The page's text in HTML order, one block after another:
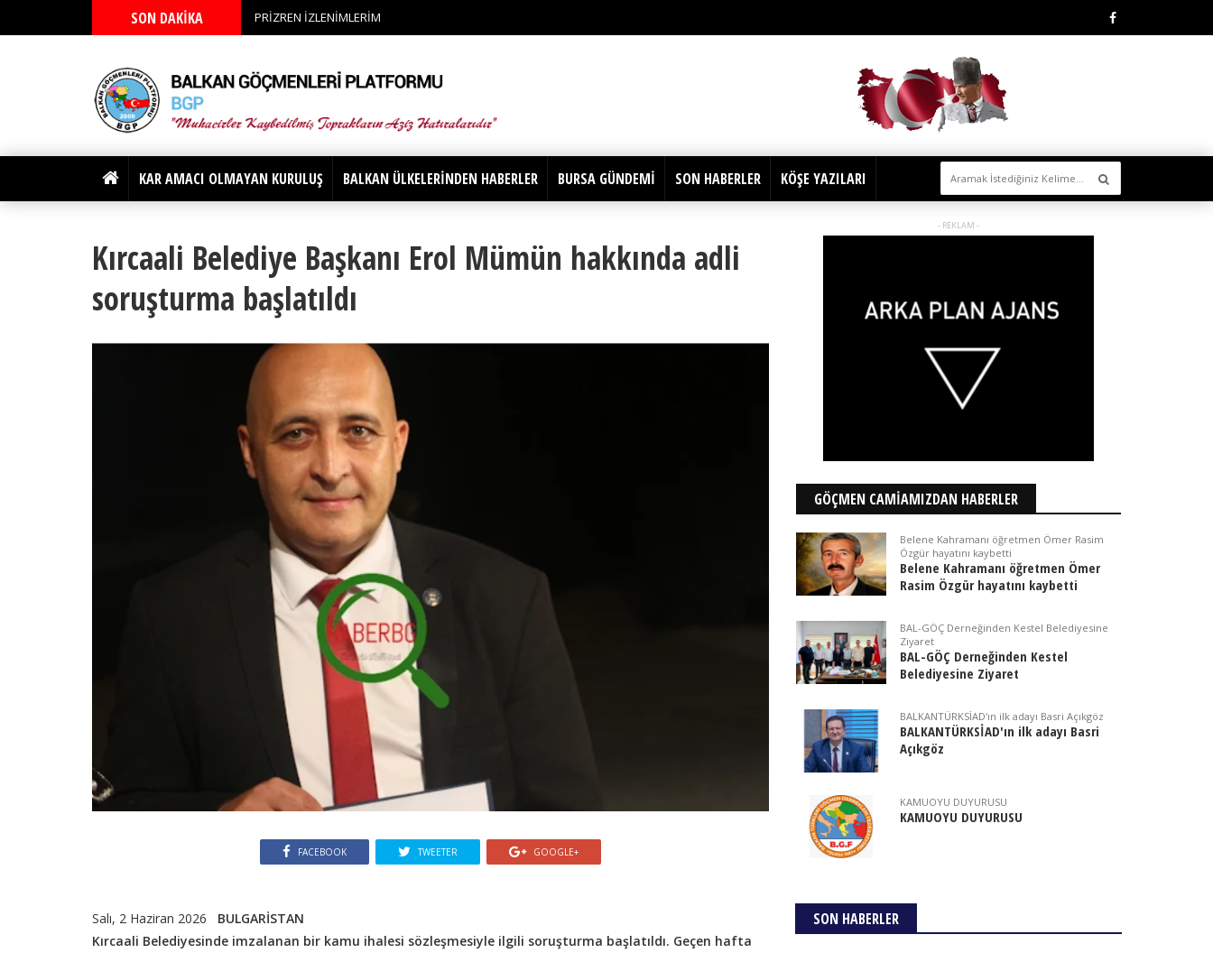
SON DAKİKA PRİZREN İZLENİMLERİM
KAR AMACI OLMAYAN KURULUŞ BALKAN ÜLKELERİNDEN HABERLER BURSA GÜNDEMİ SON HABERLER KÖŞE YAZILARI
Kırcaali Belediye Başkanı Erol Mümün hakkında adli
soruşturma başlatıldı
FACEBOOK TWEETER GOOGLE+
Salı, 2 Haziran 2026 BULGARİSTAN
Kırcaali Belediyesinde imzalanan bir kamu ihalesi sözleşmesiyle ilgili soruşturma başlatıldı. Geçen hafta
- REKLAM -
GÖÇMEN CAMİAMIZDAN HABERLER
Belene Kahramanı öğretmen Ömer Rasim
Özgür hayatını kaybetti
Belene Kahramanı öğretmen Ömer
Rasim Özgür hayatını kaybetti
BAL-GÖÇ Derneğinden Kestel Belediyesine
Ziyaret
BAL-GÖÇ Derneğinden Kestel
Belediyesine Ziyaret
BALKANTÜRKSİAD'ın ilk adayı Basri Açıkgöz
BALKANTÜRKSİAD'ın ilk adayı Basri
Açıkgöz
KAMUOYU DUYURUSU
KAMUOYU DUYURUSU
SON HABERLER